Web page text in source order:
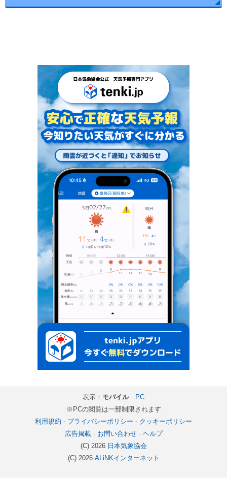
表示： モバイル｜ PC
※PCの閲覧は一部制限されます
利用規約 - プライバシーポリシー - クッキーポリシー
広告掲載- お問い合わせ- ヘルプ
(C) 2026 日本気象協会
(C) 2026 ALiNKインターネット